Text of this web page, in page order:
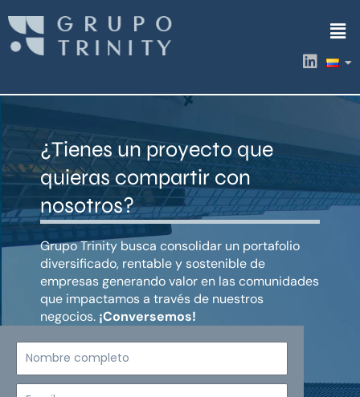
contenido
L
i
k
i
¿Tienes un proyecto que
quieras compartir con
nosotros?
Grupo Trinity busca consolidar un portafolio
diversificado, rentable y sostenible de
empresas generando valor en las comunidades
que impactamos a través de nuestros
negocios. ¡Conversemos!